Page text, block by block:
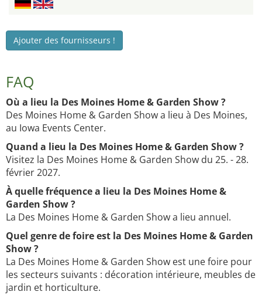
Ajouter des fournisseurs !
FAQ
Où a lieu la Des Moines Home & Garden Show ?
Des Moines Home & Garden Show a lieu à Des Moines,
au Iowa Events Center.
Quand a lieu la Des Moines Home & Garden Show ?
Visitez la Des Moines Home & Garden Show du 25. - 28.
février 2027.
À quelle fréquence a lieu la Des Moines Home &
Garden Show ?
La Des Moines Home & Garden Show a lieu annuel.
Quel genre de foire est la Des Moines Home & Garden
Show ?
La Des Moines Home & Garden Show est une foire pour
les secteurs suivants : décoration intérieure, meubles de
jardin et horticulture.